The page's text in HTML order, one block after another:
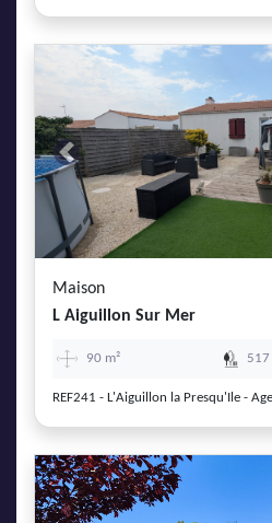
Previous
Maison
L Aiguillon Sur Mer
90 m² 517
REF241 - L'Aiguillon la Presqu'Ile -